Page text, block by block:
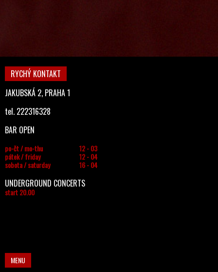
RYCHÝ KONTAKT
JAKUBSKÁ 2, PRAHA 1
tel. 222316328
BAR OPEN
po-čt / mo-thu
12 - 03
pátek / friday
12 - 04
sobota / saturday
16 - 04
UNDERGROUND CONCERTS
start 20.00
MENU